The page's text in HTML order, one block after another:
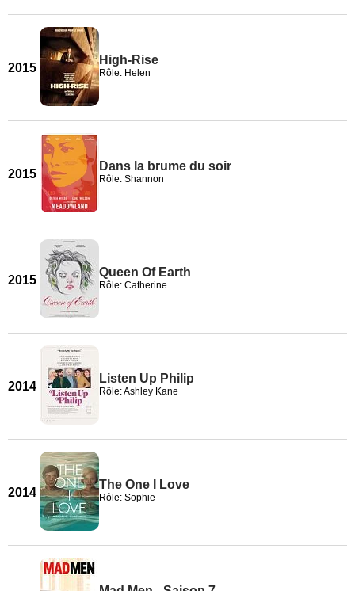
2015
High-Rise
Rôle: Helen
2015
Dans la brume du soir
Rôle: Shannon
2015
Queen Of Earth
Rôle: Catherine
2014
Listen Up Philip
Rôle: Ashley Kane
2014
The One I Love
Rôle: Sophie